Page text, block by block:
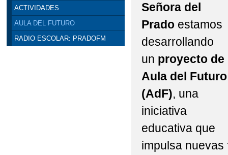
ACTIVIDADES
AULA DEL FUTURO
RADIO ESCOLAR: PRADOFM
Señora del
Pradoestamos
desarrollando
un proyecto de
Aula del Futuro
(AdF), una
iniciativa
educativa que
impulsa nuevas